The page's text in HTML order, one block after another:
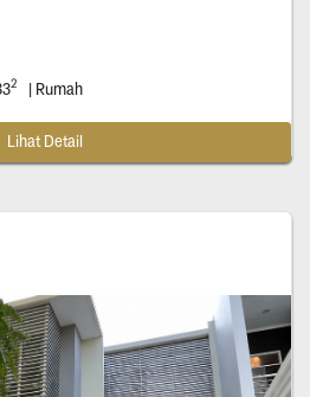
2 | Rumah
Lihat Detail